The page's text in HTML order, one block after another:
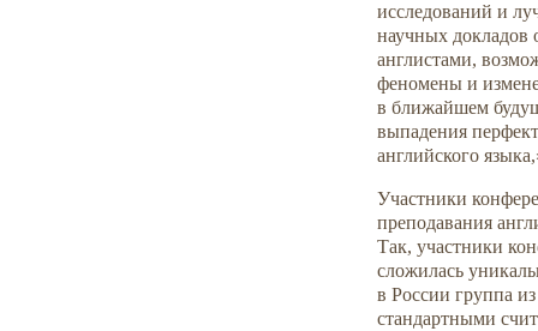
исследований и
научных докладов
англистами,
феномены и
в ближайшем
выпадения
английского
Участники
преподавания
Так, участники
сложилась
в России группа
стандартными